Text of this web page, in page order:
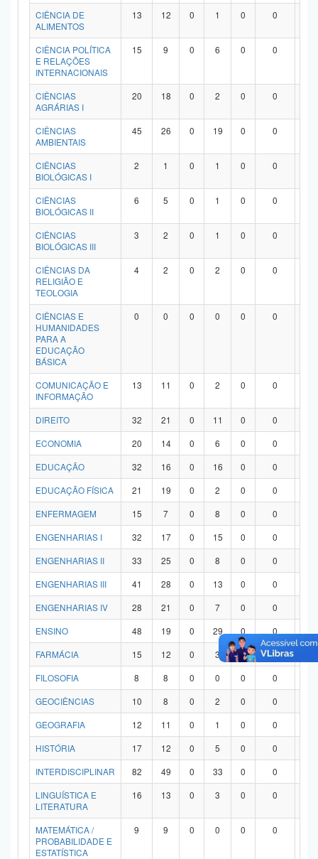
CIÊNCIA DE
ALIMENTOS
13 12 0 1 0 0
CIÊNCIA POLÍTICA
E RELAÇÕES
INTERNACIONAIS
15 9 0 6 0 0
CIÊNCIAS
AGRÁRIAS I
20 18 0 2 0 0
CIÊNCIAS
AMBIENTAIS
45 26 0 19 0 0
CIÊNCIAS
BIOLÓGICAS I
2 1 0 1 0 0
CIÊNCIAS
BIOLÓGICAS II
6 5 0 1 0 0
CIÊNCIAS
BIOLÓGICAS III
3 2 0 1 0 0
CIÊNCIAS DA
RELIGIÃO E
TEOLOGIA
4 2 0 2 0 0
CIÊNCIAS E
HUMANIDADES
PARA A
EDUCAÇÃO
BÁSICA
0 0 0 0 0 0
COMUNICAÇÃO E
INFORMAÇÃO
13 11 0 2 0 0
DIREITO 32 21 0 11 0 0
ECONOMIA
20 14 0 6 0 0
EDUCAÇÃO
32 16 0 16 0 0
EDUCAÇÃO FÍSICA
21 19 0 2 0 0
ENFERMAGEM
15 7 0 8 0 0
ENGENHARIAS I
32 17 0 15 0 0
ENGENHARIAS II
33 25 0 8 0 0
ENGENHARIAS III
41 28 0 13 0 0
ENGENHARIAS IV
28 21 0 7 0 0
ENSINO
48 19 0 29 0 0
FARMÁCIA
15 12 0 3 0 0
FILOSOFIA
8 8 0 0 0 0
GEOCIÊNCIAS
10 8 0 2 0 0
GEOGRAFIA
12 11 0 1 0 0
HISTÓRIA
17 12 0 5 0 0
INTERDISCIPLINAR
82 49 0 33 0 0
LINGUÍSTICA E
LITERATURA
16 13 0 3 0 0
MATEMÁTICA /
PROBABILIDADE E
ESTATÍSTICA
9 9 0 0 0 0